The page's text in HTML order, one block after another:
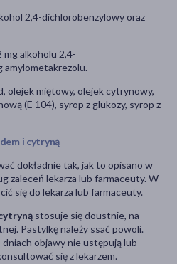
2,4-dichlorobenzylowy oraz
mg alkoholu 2,4-
amylometakrezolu.
olejek miętowy, olejek cytrynowy,
(E 104), syrop z glukozy, syrop z
i cytryną
dokładnie tak, jak to opisano w
zaleceń lekarza lub farmaceuty. W
się do lekarza lub farmaceuty.
stosuje się doustnie, na
Pastylkę należy ssać powoli.
objawy nie ustępują lub
się z lekarzem.